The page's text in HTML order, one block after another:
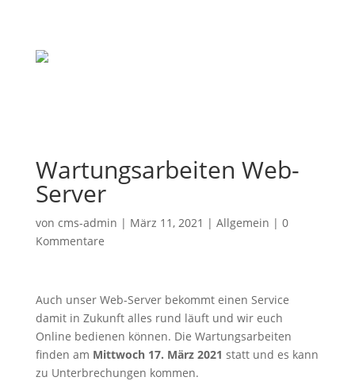
Wartungsarbeiten Web-
Server
von cms-admin | März 11, 2021 | Allgemein | 0
Kommentare
Auch unser Web-Server bekommt einen Service
damit in Zukunft alles rund läuft und wir euch
Online bedienen können. Die Wartungsarbeiten
finden am Mittwoch 17. März 2021 statt und es kann
zu Unterbrechungen kommen.